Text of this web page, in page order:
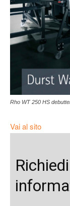
Rho WT 250 HS
Vai al sito